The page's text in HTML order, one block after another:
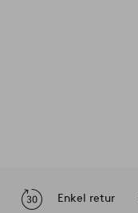
Enkel retur